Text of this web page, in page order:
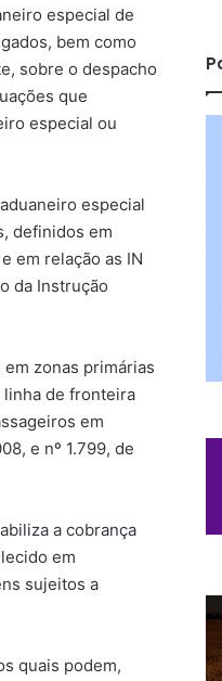
especial de
bem como
sobre o despacho
que
especial ou
especial
definidos em
em relação as IN
da Instrução
zonas primárias
linha de fronteira
em
e nº 1.799, de
a cobrança
em
sujeitos a
quais podem,